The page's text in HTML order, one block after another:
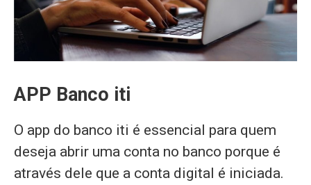
APP Banco iti
O app do banco iti é essencial para quem
deseja abrir uma conta no banco porque é
através dele que a conta digital é iniciada.